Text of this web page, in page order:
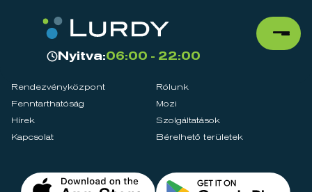
Nyitva:06:00 - 22:00
Rendezvényközpont
Rólunk
Fenntarthatóság
Mozi
Hírek
Szolgáltatások
Kapcsolat
Bérelhető területek